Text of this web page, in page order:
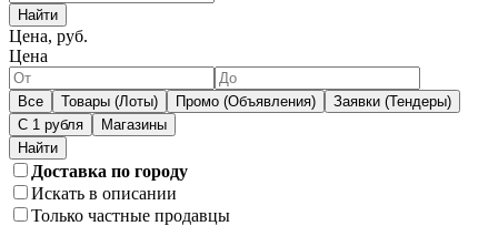
Найти
Цена, руб.
Цена
Все Товары (Лоты) Промо (Объявления)
Заявки (Тендеры)
С 1 рубля
Магазины
Доставка по городу
Искать в описании
Только частные продавцы